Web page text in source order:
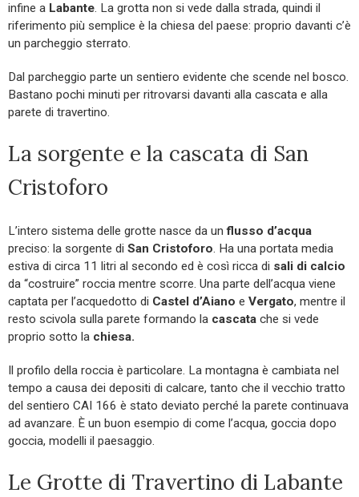
infine a Labante. La grotta non si vede dalla strada, quindi il
riferimento più semplice è la chiesa del paese: proprio davanti c’è
un parcheggio sterrato.
Dal parcheggio parte un sentiero evidente che scende nel bosco.
Bastano pochi minuti per ritrovarsi davanti alla cascata e alla
parete di travertino.
La sorgente e la cascata di San
Cristoforo
L’intero sistema delle grotte nasce da unflusso d’acqua
preciso: la sorgente di San Cristoforo. Ha una portata media
estiva di circa 11 litri al secondo ed è così ricca di sali di calcio
da “costruire” roccia mentre scorre. Una parte dell’acqua viene
captata per l’acquedotto di Castel d’Aiano e Vergato, mentre il
resto scivola sulla parete formando la cascata che si vede
proprio sotto la chiesa.
Il profilo della roccia è particolare. La montagna è cambiata nel
tempo a causa dei depositi di calcare, tanto che il vecchio tratto
del sentiero CAI 166 è stato deviato perché la parete continuava
ad avanzare. È un buon esempio di come l’acqua, goccia dopo
goccia, modelli il paesaggio.
Le Grotte di Travertino di Labante